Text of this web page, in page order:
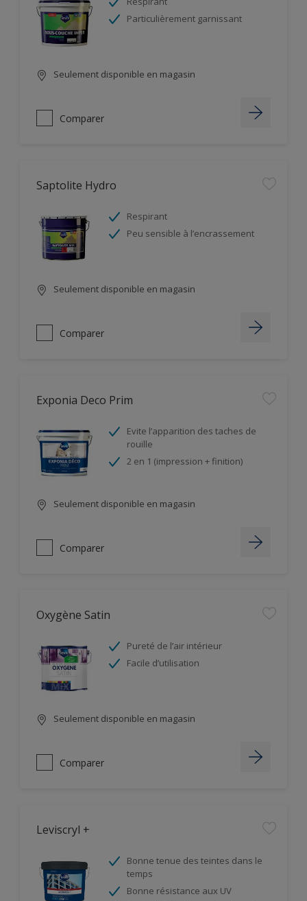
Particulièrement garnissant
Seulement disponible en magasin
Comparer
Saptolite Hydro
Respirant
Peu sensible à l’encrassement
Seulement disponible en magasin
Comparer
Exponia Deco Prim
Evite l’apparition des taches de
rouille
2 en 1 (impression + finition)
Seulement disponible en magasin
Comparer
Oxygène Satin
Pureté de l’air intérieur
Facile d’utilisation
Seulement disponible en magasin
Comparer
Leviscryl +
Bonne tenue des teintes dans le
temps
Bonne résistance aux UV